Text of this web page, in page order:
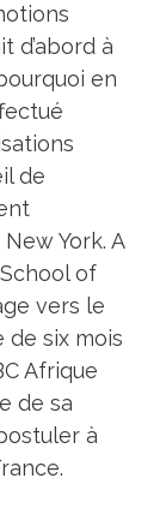
d’abord à
en
de
York. A
of
vers le
de six mois
Afrique
de sa
à